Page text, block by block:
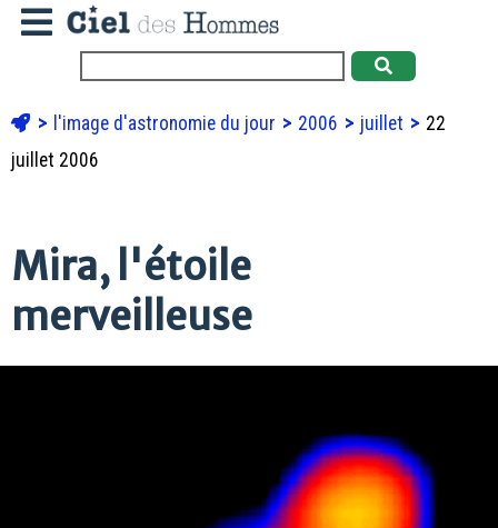
l'image d'astronomie du jour 2006 juillet
22
juillet 2006
Mira, l'étoile
merveilleuse